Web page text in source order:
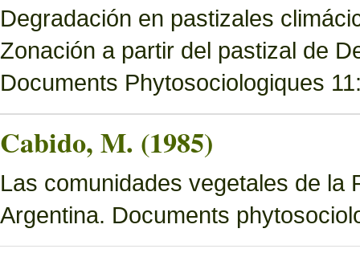
Degradación en pastizales
Zonación a partir del pastizal de
Documents Phytosociologiques
Cabido, M. (1985)
Las comunidades vegetales de la
Argentina. Documents